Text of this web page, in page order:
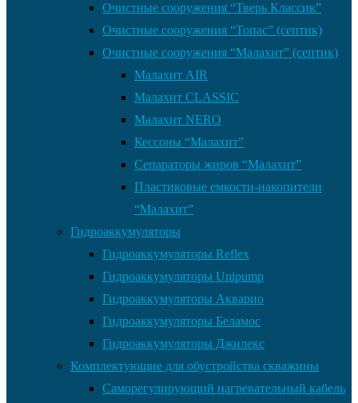
Очистные сооружения “Тверь Классик”
Очистные сооружения “Топас” (септик)
Очистные сооружения “Малахит” (септик)
Малахит AIR
Малахит CLASSIC
Малахит NERO
Кессоны “Малахит”
Сепараторы жиров “Малахит”
Пластиковые емкости-накопители
“Малахит”
Гидроаккумуляторы
Гидроаккумуляторы Reflex
Гидроаккумуляторы Unipump
Гидроаккумуляторы Акварио
Гидроаккумуляторы Беламос
Гидроаккумуляторы Джилекс
Комплектующие для обустройства скважины
Саморегулирующий нагревательный кабель